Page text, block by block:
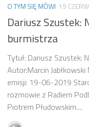
O TYM SIĘ MÓWI 19
Dariusz Szustek:
burmistrza
Tytuł: Dariusz Szustek:
Autor:Marcin
emisji: 19-06-2019
rozmowie z Radiem
Piotrem Płudowskim....